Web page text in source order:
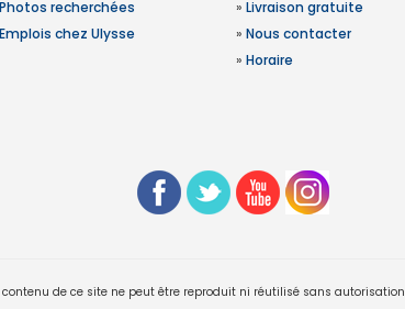
Photos recherchées
Emplois chez Ulysse
» Livraison gratuite
» Nous contacter
» Horaire
de ce site ne peut être reproduit ni réutilisé sans autorisation